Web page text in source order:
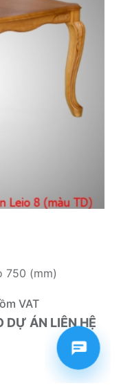
750 (mm)
VAT
DỰ ÁN LIÊN HỆ